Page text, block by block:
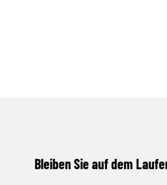
Bleiben Sie auf dem